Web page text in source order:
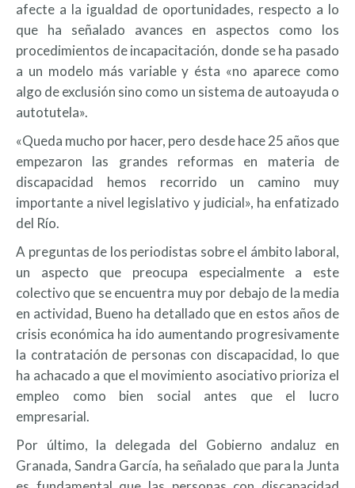
afecte a la igualdad de oportunidades, respecto a lo
que ha señalado avances en aspectos como los
procedimientos de incapacitación, donde se ha pasado
a un modelo más variable y ésta «no aparece como
algo de exclusión sino como un sistema de autoayuda o
autotutela».
«Queda mucho por hacer, pero desde hace 25 años que
empezaron las grandes reformas en materia de
discapacidad hemos recorrido un camino muy
importante a nivel legislativo y judicial», ha enfatizado
del Río.
A preguntas de los periodistas sobre el ámbito laboral,
un aspecto que preocupa especialmente a este
colectivo que se encuentra muy por debajo de la media
en actividad, Bueno ha detallado que en estos años de
crisis económica ha ido aumentando progresivamente
la contratación de personas con discapacidad, lo que
ha achacado a que el movimiento asociativo prioriza el
empleo como bien social antes que el lucro
empresarial.
Por último, la delegada del Gobierno andaluz en
Granada, Sandra García, ha señalado que para la Junta